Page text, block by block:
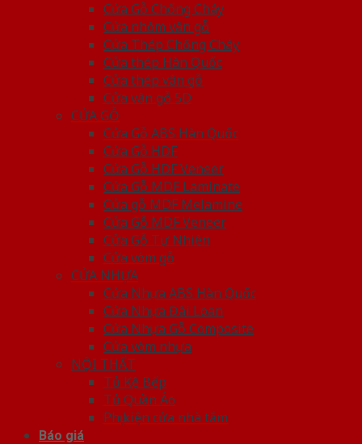
Cửa Gỗ Chống Cháy
Cửa nhôm vân gỗ
Cửa Thép Chống Cháy
Cửa thép Hàn Quốc
Cửa thép vân gỗ
Cửa vân gỗ 5D
CỬA GỖ
Cửa Gỗ ABS Hàn Quốc
Cửa Gỗ HDF
Cửa Gỗ HDF Veneer
Cửa Gỗ MDF Laminate
Cửa gỗ MDF Melamine
Cửa Gỗ MDF Veneer
Cửa Gỗ Tự Nhiên
Cửa vòm gỗ
CỬA NHỰA
Cửa Nhựa ABS Hàn Quốc
Cửa Nhựa Đài Loan
Cửa Nhựa Gỗ Composite
Cửa vòm nhựa
NỘI THẤT
Tủ Kệ Bếp
Tủ Quần Áo
Phụ kiện cửa nhà tắm
Báo giá